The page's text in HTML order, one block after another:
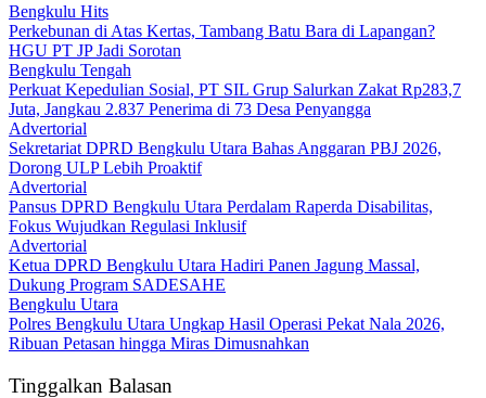
Bengkulu Hits
Perkebunan di Atas Kertas, Tambang Batu Bara di Lapangan?
HGU PT JP Jadi Sorotan
Bengkulu Tengah
Perkuat Kepedulian Sosial, PT SIL Grup Salurkan Zakat Rp283,7
Juta, Jangkau 2.837 Penerima di 73 Desa Penyangga
Advertorial
Sekretariat DPRD Bengkulu Utara Bahas Anggaran PBJ 2026,
Dorong ULP Lebih Proaktif
Advertorial
Pansus DPRD Bengkulu Utara Perdalam Raperda Disabilitas,
Fokus Wujudkan Regulasi Inklusif
Advertorial
Ketua DPRD Bengkulu Utara Hadiri Panen Jagung Massal,
Dukung Program SADESAHE
Bengkulu Utara
Polres Bengkulu Utara Ungkap Hasil Operasi Pekat Nala 2026,
Ribuan Petasan hingga Miras Dimusnahkan
Tinggalkan Balasan